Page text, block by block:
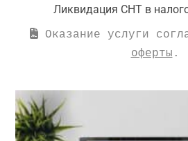
Ликвидация СНТ в
Оказание услуги
оферты .